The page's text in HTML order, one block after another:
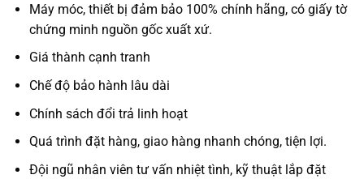
Máy móc, thiết bị đảm bảo 100% chính hãng, có giấy tờ
chứng minh nguồn gốc xuất xứ.
Giá thành cạnh tranh
Chế độ bảo hành lâu dài
Chính sách đổi trả linh hoạt
Quá trình đặt hàng, giao hàng nhanh chóng, tiện lợi.
Đội ngũ nhân viên tư vấn nhiệt tình, kỹ thuật lắp đặt